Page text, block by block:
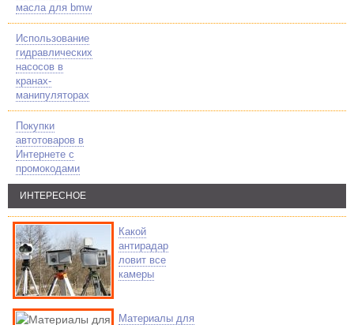
масла для bmw
Использование
гидравлических
насосов в
кранах-
манипуляторах
Покупки
автотоваров в
Интернете с
промокодами
ИНТЕРЕСНОЕ
Какой
антирадар
ловит все
камеры
Материалы для